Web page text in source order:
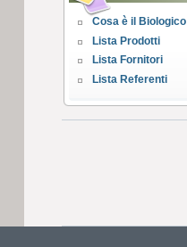
Cosa è il Biologico
Lista Prodotti
Lista Fornitori
Lista Referenti